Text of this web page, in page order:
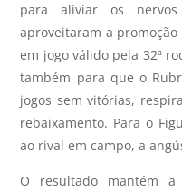
para aliviar os
aproveitaram a
em jogo válido pela 32ª
também para que o
jogos sem vitórias,
rebaixamento. Para o
ao rival em campo, a
O resultado mantém a